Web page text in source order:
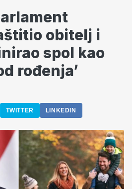
obitelj i
spol kao
rođenja’
TWITTER LINKEDIN